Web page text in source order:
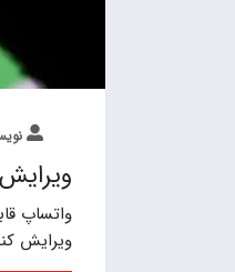
ویرایش
ویرایش